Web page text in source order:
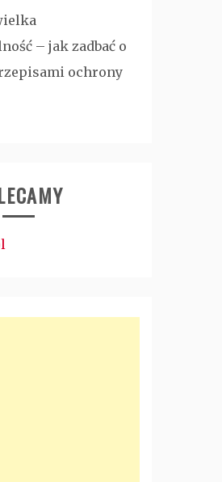
– jak zadbać o
ochrony